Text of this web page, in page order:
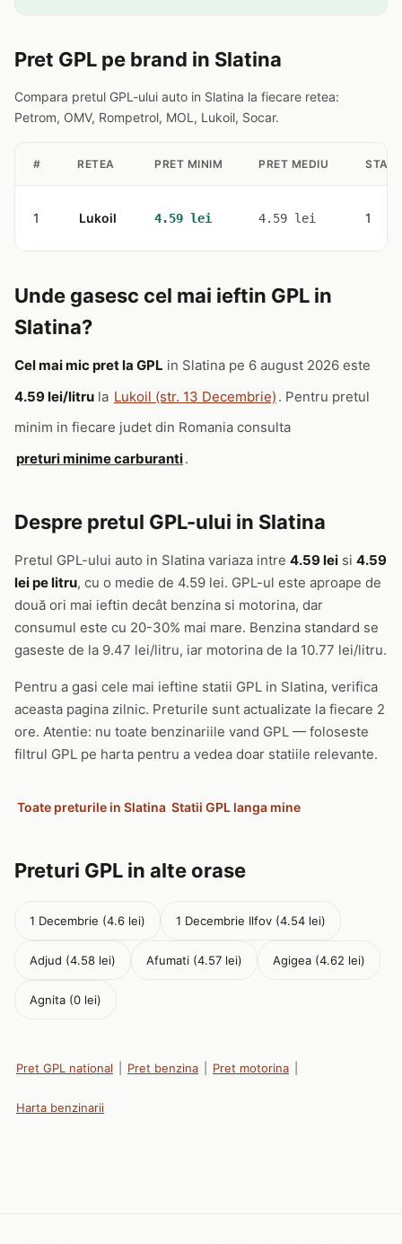
Pret GPL pe brand in Slatina
Compara pretul GPL-ului auto in Slatina la fiecare retea:
Petrom, OMV, Rompetrol, MOL, Lukoil, Socar.
# RETEA PRET MINIM PRET MEDIU
1 Lukoil 4.59 lei 4.59 lei 1
Unde gasesc cel mai ieftin GPL in
Slatina?
Cel mai mic pret la GPL in Slatina pe 6 august 2026 este
4.59 lei/litru la Lukoil (str. 13 Decembrie) . Pentru pretul
minim in fiecare judet din Romania consulta
preturi minime carburanti.
Despre pretul GPL-ului in Slatina
Pretul GPL-ului auto in Slatina variaza intre 4.59 lei si 4.59
lei pe litru, cu o medie de 4.59 lei. GPL-ul este aproape de
două ori mai ieftin decât benzina si motorina, dar
consumul este cu 20-30% mai mare. Benzina standard se
gaseste de la 9.47 lei/litru, iar motorina de la 10.77 lei/litru.
Pentru a gasi cele mai ieftine statii GPL in Slatina, verifica
aceasta pagina zilnic. Preturile sunt actualizate la fiecare 2
ore. Atentie: nu toate benzinariile vand GPL — foloseste
filtrul GPL pe harta pentru a vedea doar statiile relevante.
Toate preturile in Slatina Statii GPL langa mine
Preturi GPL in alte orase
1 Decembrie (4.6 lei) 1 Decembrie Ilfov (4.54 lei)
Adjud (4.58 lei) Afumati (4.57 lei) Agigea (4.62 lei)
Agnita (0 lei)
Pret GPL national Pret benzina Pret motorina
Harta benzinarii